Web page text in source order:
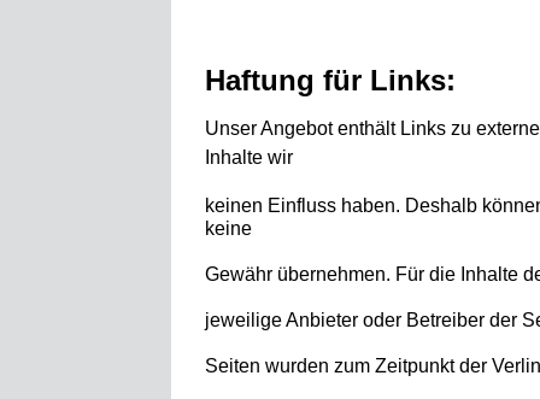
Haftung für Links:
UnserAngebot enthält Links zu
Inhalte wir
keinen Einfluss haben. Deshalb
keine
Gewähr übernehmen. Für die Inhalte
jeweilige Anbieter oder Betreiber der
Seiten wurden zum Zeitpunkt der